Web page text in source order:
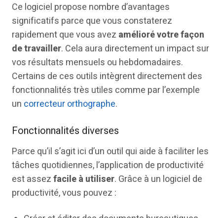
Ce logiciel propose nombre d’avantages
significatifs parce que vous constaterez
rapidement que vous avez amélioré votre façon
de travailler. Cela aura directement un impact sur
vos résultats mensuels ou hebdomadaires.
Certains de ces outils intègrent directement des
fonctionnalités très utiles comme par l’exemple
un correcteur orthographe.
Fonctionnalités diverses
Parce qu’il s’agit ici d’un outil qui aide à faciliter les
tâches quotidiennes, l’application de productivité
est assezfacile à utiliser. Grâce à un logiciel de
productivité, vous pouvez :